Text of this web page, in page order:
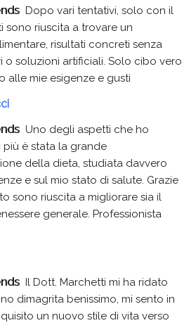
Dopo vari tentativi, solo con il
sono riuscita a trovare un
risultati concreti senza
o soluzioni artificiali. Solo cibo vero
alle mie esigenze e gusti
Uno degli aspetti che ho
è stata la grande
della dieta, studiata davvero
e sul mio stato di salute. Grazie
sono riuscita a migliorare sia il
generale. Professionista
Il Dott. Marchetti mi ha ridato
dimagrita benissimo, mi sento in
un nuovo stile di vita verso